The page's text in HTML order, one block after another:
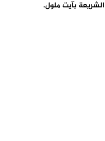
الشريعة بآيت ملول.